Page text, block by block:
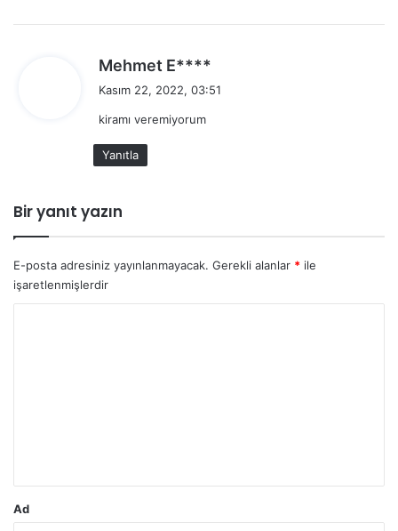
Mehmet E****
e
Kasım 22, 2022, 03:51
kiramı veremiyorum
Yanıtla
Bir yanıt yazın
E-posta adresiniz yayınlanmayacak. Gerekli alanlar * ile
işaretlenmişlerdir
Ad